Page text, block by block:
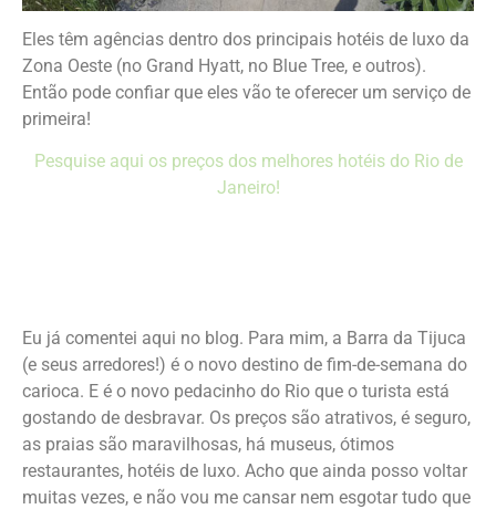
Eles têm agências dentro dos principais hotéis de luxo da
Zona Oeste (no Grand Hyatt, no Blue Tree, e outros).
Então pode confiar que eles vão te oferecer um serviço de
primeira!
Pesquise aqui os preços dos melhores hotéis do Rio de
Janeiro!
Eu já comentei aqui no blog. Para mim, a Barra da Tijuca
(e seus arredores!) é o novo destino de fim-de-semana do
carioca. E é o novo pedacinho do Rio que o turista está
gostando de desbravar. Os preços são atrativos, é seguro,
as praias são maravilhosas, há museus, ótimos
restaurantes, hotéis de luxo. Acho que ainda posso voltar
muitas vezes, e não vou me cansar nem esgotar tudo que